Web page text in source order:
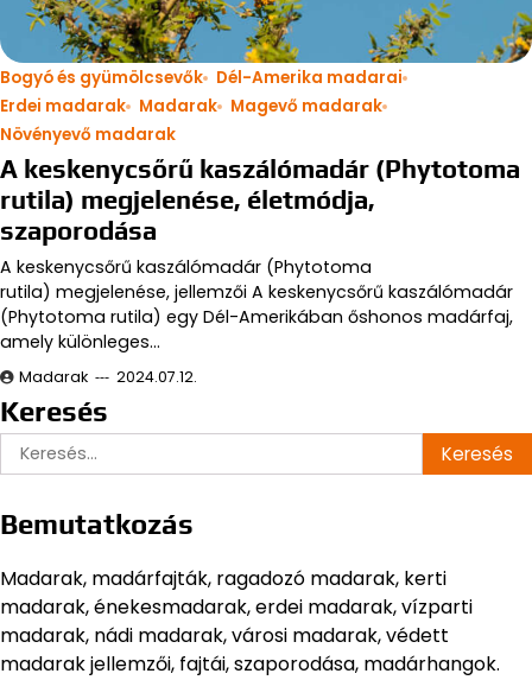
Bogyó és gyümölcsevők
Dél-Amerika madarai
Erdei madarak
Madarak
Magevő madarak
Növényevő madarak
A keskenycsőrű kaszálómadár (Phytotoma
rutila) megjelenése, életmódja,
szaporodása
A keskenycsőrű kaszálómadár (Phytotoma
rutila) megjelenése, jellemzői A keskenycsőrű kaszálómadár
(Phytotoma rutila) egy Dél-Amerikában őshonos madárfaj,
amely különleges…
Madarak 2024.07.12.
Keresés
Keresés:
Bemutatkozás
Madarak, madárfajták, ragadozó madarak, kerti
madarak, énekesmadarak, erdei madarak, vízparti
madarak, nádi madarak, városi madarak, védett
madarak jellemzői, fajtái, szaporodása, madárhangok.